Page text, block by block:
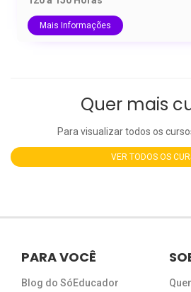
Mais Informações
Quer mais
Para visualizar todos os
VER TODOS OS
PARA VOCÊ
Blog do SóEducador